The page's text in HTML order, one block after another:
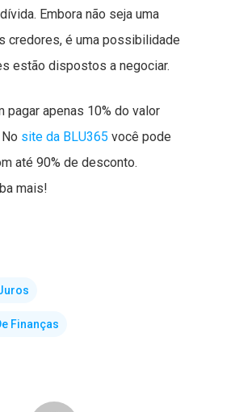
Embora não seja uma
credores, é uma possibilidade
estão dispostos a negociar.
pagar apenas 10% do valor
site da BLU365 você pode
até 90% de desconto.
mais!
Finanças